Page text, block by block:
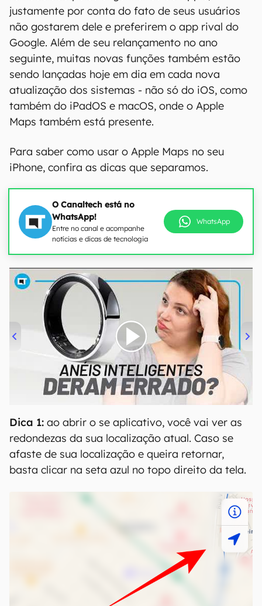
justamente por conta do fato de seus usuários
não gostarem dele e preferirem o app rival do
Google. Além de seu relançamento no ano
seguinte, muitas novas funções também estão
sendo lançadas hoje em dia em cada nova
atualização dos sistemas - não só do iOS, como
também do iPadOS e macOS, onde o Apple
Maps também está presente.
Para saber como usar o Apple Maps no seu
iPhone, confira as dicas que separamos.
O Canaltech está no
WhatsApp!
Entre no canal e acompanhe
notícias e dicas de tecnologia
WhatsApp
00:00/21:11
Dica 1: ao abrir o se aplicativo, você vai ver as
redondezas da sua localização atual. Caso se
afaste de sua localização e queira retornar,
basta clicar na seta azul no topo direito da tela.